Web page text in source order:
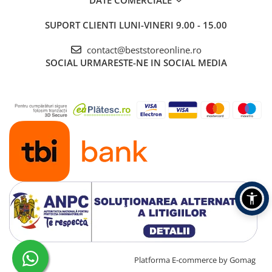
Am reproiectat periutele de dinti Philips Sonicare din interior spre
exterior pentru a fi robuste, usoare si durabile. Datorita
procesului nostru avansat de sudare cu laser, periutele noastre
de dinti sunt concepute pentru a-ti fi alaturi in periere timp de ani
de zile.
SUPORT CLIENTI LUNI-VINERI 9.00 - 15.00
contact@beststoreonline.ro
SOCIAL URMARESTE-NE IN SOCIAL MEDIA
Creat cu ❤ și cu 🧠 de TrifanDan.ro Platforma E-commerce by Gomag